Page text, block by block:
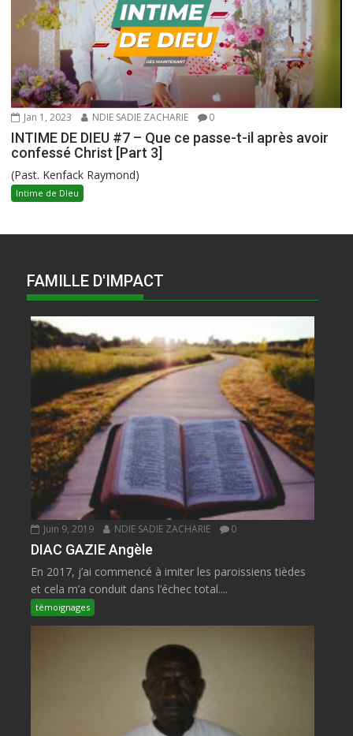
Jan 1, 2023 NDIE SADIE ZACHARIE 0
INTIME DE DIEU #7 – Que ce passe-t-il après avoir
confessé Christ [Part 3]
(Past. Kenfack Raymond)
Intime de DIeu
FAMILLE D'IMPACT
Juin 9, 2019 NDIE SADIE ZACHARIE 0
DIAC GAZIE Angèle
En 2017, j’ai commencé à imiter les paroissiens tièdes
et cela m’a conduit dans l’échec total....
témoignages